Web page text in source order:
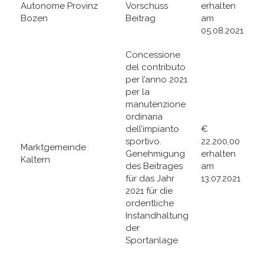
Autonome Provinz
Bozen
Vorschuss
Beitrag
erhalten
am
05.08.2021
Marktgemeinde
Kaltern
Concessione
del contributo
per l’anno 2021
per la
manutenzione
ordinaria
dell’impianto
sportivo.
Genehmigung
des Beitrages
für das Jahr
2021 für die
ordentliche
Instandhaltung
der
Sportanlage
€
22.200,00
erhalten
am
13.07.2021